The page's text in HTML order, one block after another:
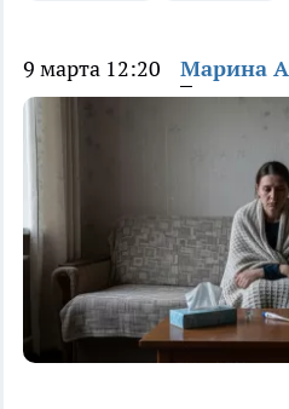
9 марта 12:20 Марина